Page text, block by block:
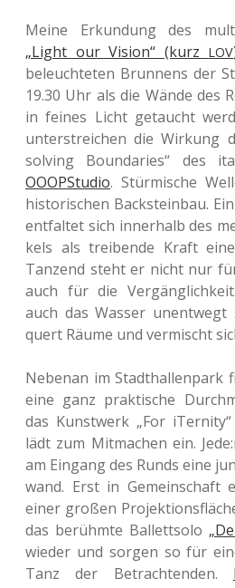
Meine Erkun­dung des
„Light our Vision“ (kurz LOV
beleuch­te­ten Brun­nens der
19.30 Uhr als die Wände des
in feines Licht getaucht
unter­strei­chen die Wir­kung
sol­ving Boun­da­ries“ des
OOOP­Stu­dio. Stür­mi­sche
his­to­ri­schen Back­stein­bau.
ent­fal­tet sich inner­halb des
kels als trei­ben­de Kraft
Tan­zend steht er nicht nur
auch für die
auch das Wasser
quert Räume und ver­mischt
Neben­an im Stadt­hal­len­park
eine ganz prak­ti­sche
das Kunst­werk „For
lädt zum Mit­ma­chen ein.
am Ein­gang des Runds eine
wand. Erst in Gemein­schaft
einer großen
das berühm­te Bal­lett­so­lo
wieder und sorgen so für
Tanz der Betrach­ten­den.